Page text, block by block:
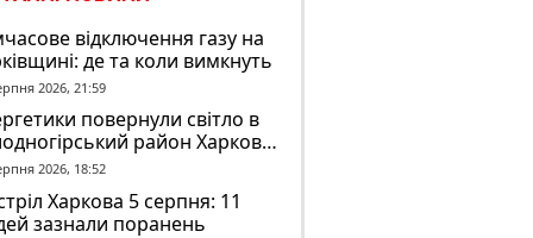
відключення газу на
де та коли вимкнуть
2026, 21:59
повернули світло в
район Харкова
ворожого обстрілу
2026, 18:52
Харкова 5 серпня: 11
зазнали поранень